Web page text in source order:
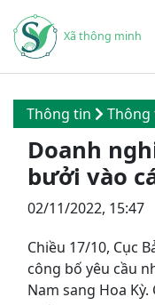
Xã thông minh
Thông tin
Doanh
bưởi vào
02/11/2022, 15:47
Chiều 17/10, Cục
công bố yêu cầu
Nam sang Hoa